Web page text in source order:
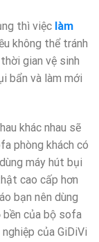
thì việc làm
không thể tránh
gian vệ sinh
bẩn và làm mới
khác nhau sẽ
phòng khách có
máy hút bụi
cao cấp hơn
bạn nên dùng
bền của bộ sofa
của GiDiVi